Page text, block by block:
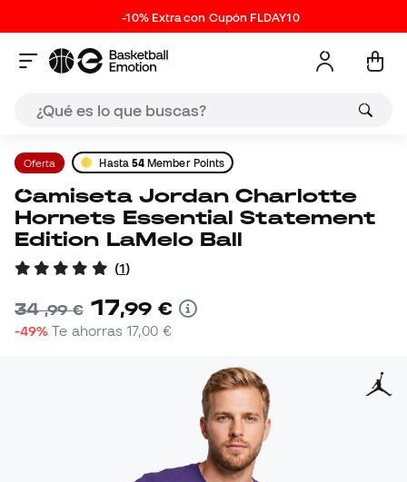
-10% Extra con Cupón FLDAY10
Oferta Hasta 54 Member Points
Camiseta Jordan Charlotte
Hornets Essential Statement
Edition LaMelo Ball
(1)
34,99 € 17,99 €
-49% Te ahorras17,00 €